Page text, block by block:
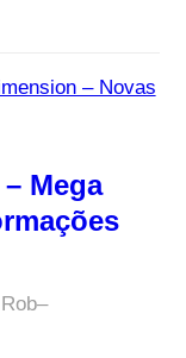
Mega
–